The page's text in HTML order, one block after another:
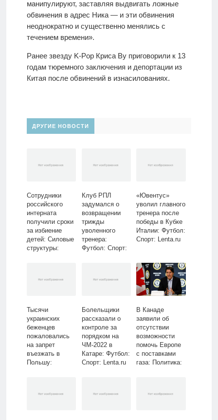
манипулируют, заставляя выдвигать ложные
обвинения в адрес Ника — и эти обвинения
неоднократно и существенно менялись с
течением времени».
Ранее звезду K-Pop Криса Ву приговорили к 13
годам тюремного заключения и депортации из
Китая после обвинений в изнасилованиях.
ДРУГИЕ НОВОСТИ
Сотрудники
российского
интерната
получили сроки
за избиение
детей: Силовые
структуры:
Клуб РПЛ
задумался о
возвращении
трижды
уволенного
тренера:
Футбол: Спорт:
«Ювентус»
уволил главного
тренера после
победы в Кубке
Италии: Футбол:
Спорт: Lenta.ru
Тысячи
украинских
беженцев
пожаловались
на запрет
въезжать в
Польшу:
Болельщики
рассказали о
контроле за
порядком на
ЧМ-2022 в
Катаре: Футбол:
Спорт: Lenta.ru
В Канаде
заявили об
отсутствии
возможности
помочь Европе
с поставками
газа: Политика: